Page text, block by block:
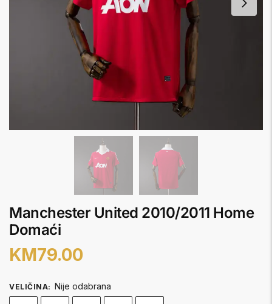
Manchester United 2010/2011 Home
Domaći
KM79.00
VELIČINA: Nije odabrana